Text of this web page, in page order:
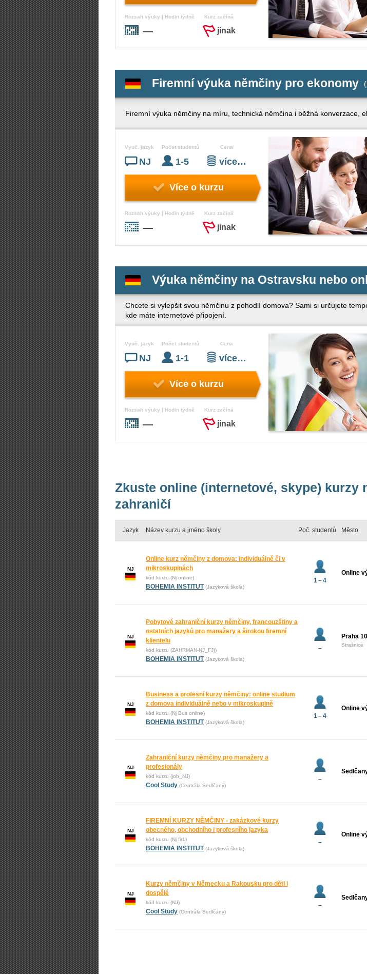
Rozsah výuky | Hodin týdně
—
Kurz začíná
jinak
Firemní výuka němčiny pro ekonomy
Firemní výuka němčiny na míru, technická němčina i běžná konverzace,
Vyuč. jazyk
NJ
Počet studentů
1-5
Cena
více…
Více o kurzu
Rozsah výuky | Hodin týdně
—
Kurz začíná
jinak
Výuka němčiny na Ostravsku nebo
Chcete si vylepšit svou němčinu z pohodlí domova? Sami si určujete
kde máte internetové připojení.
Vyuč. jazyk
NJ
Počet studentů
1-1
Cena
více…
Více o kurzu
Rozsah výuky | Hodin týdně
—
Kurz začíná
jinak
Zkuste online (internetové, skype) kurzy
zahraničí
Jazyk Název kurzu a jméno školy Poč. studentů Město
NJ
Online kurz němčiny z domova: individuálně či v
mikroskupinách
kód kurzu (Nj online)
BOHEMIA INSTITUT (Jazyková škola)
1 – 4
Online
NJ
Pobytové zahraniční kurzy němčiny, francouzštiny a
ostatních jazyků pro manažery a širokou firemní
klientelu
kód kurzu (ZAHRMAN-NJ_FJ))
BOHEMIA INSTITUT (Jazyková škola)
–
Praha 10
Strašnice
NJ
Business a profesní kurzy němčiny: online studium
z domova individuálně nebo v mikroskupině
kód kurzu (Nj Bus online)
BOHEMIA INSTITUT (Jazyková škola)
1 – 4
Online
NJ
Zahraniční kurzy němčiny pro manažery a
profesionály
kód kurzu (job_NJ)
Cool Study (Centrála Sedlčany)
–
NJ
FIREMNÍ KURZY NĚMČINY - zakázkové kurzy
obecného, obchodního i profesního jazyka
kód kurzu (Nj fir1)
BOHEMIA INSTITUT (Jazyková škola)
–
Online
NJ
Kurzy němčiny v Německu a Rakousku pro děti i
dospělé
kód kurzu (NJ)
Cool Study (Centrála Sedlčany)
–